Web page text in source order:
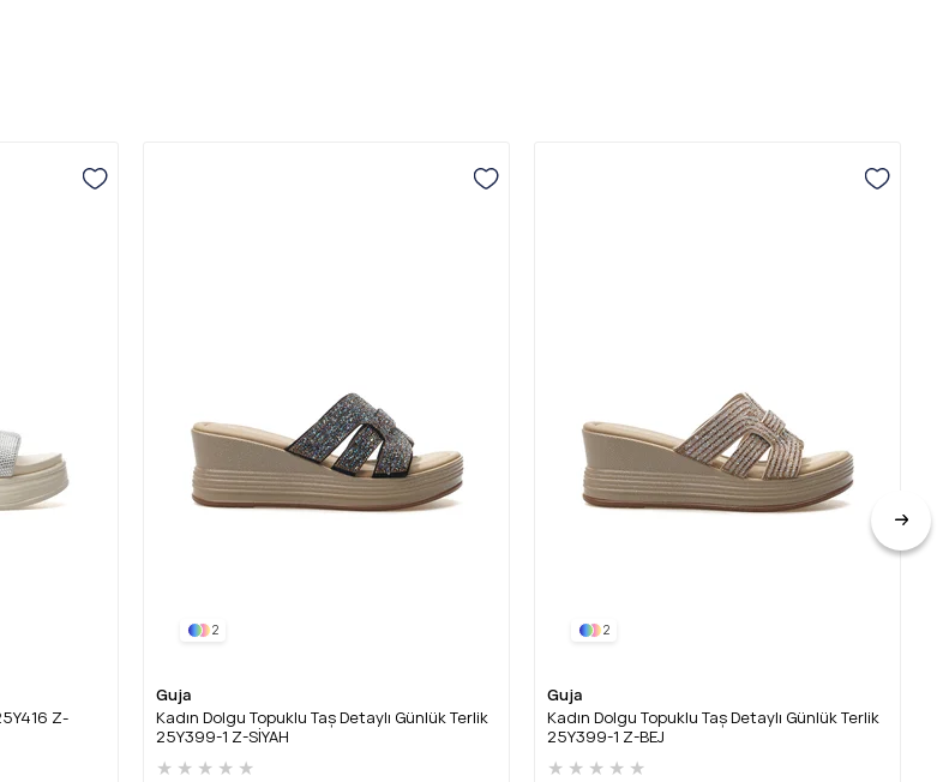
Z-
2
Guja
Kadın Dolgu Topuklu Taş Detaylı Günlük Terlik
25Y399-1 Z-SİYAH
★ ★ ★ ★ ★
2
Guja
Kadın Dolgu Topuklu Taş Detaylı Günlük Terlik
25Y399-1 Z-BEJ
★ ★ ★ ★ ★